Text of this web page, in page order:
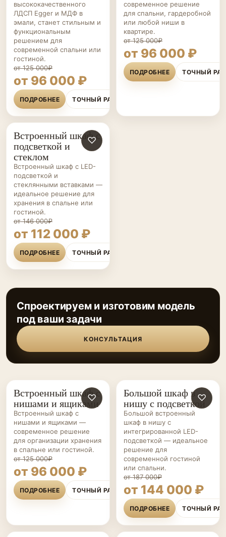
высококачественного
ЛДСП Egger и МДФ в
эмали, станет стильным и
функциональным
решением для
современной спальни или
гостиной.
от 125 000₽
от 96 000 ₽
ПОДРОБНЕЕ ТОЧНЫЙ РАСЧЁТ
современное решение
для спальни, гардеробной
или любой ниши в
квартире.
от 125 000₽
от 96 000 ₽
ПОДРОБНЕЕ ТОЧНЫЙ
ШКАФЫ НА ЗАКАЗ ♡
Встроенный шкаф с
подсветкой и
стеклом
Встроенный шкаф с LED-
подсветкой и
стеклянными вставками —
идеальное решение для
хранения в спальне или
гостиной.
от 146 000₽
от 112 000 ₽
ПОДРОБНЕЕ ТОЧНЫЙ РАСЧЁТ
Спроектируем и изготовим модель
под ваши задачи
КОНСУЛЬТАЦИЯ
ШКАФЫ НА ЗАКАЗ ♡
Встроенный шкаф с
нишами и ящиками
Встроенный шкаф с
нишами и ящиками —
современное решение
для организации хранения
в спальне или гостиной.
от 125 000₽
от 96 000 ₽
ПОДРОБНЕЕ ТОЧНЫЙ РАСЧЁТ
ШКАФЫ НА ЗАКАЗ ♡
Большой шкаф в
нишу с подсветкой
Большой встроенный
шкаф в нишу с
интегрированной LED-
подсветкой — идеальное
решение для
современной гостиной
или спальни.
от 187 000₽
от 144 000 ₽
ПОДРОБНЕЕ ТОЧНЫЙ